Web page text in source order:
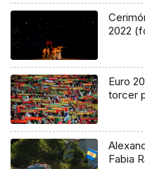
2022
Euro
torcer
Fabia